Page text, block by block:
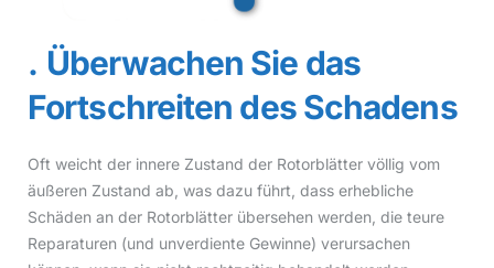
Überwachen Sie das
Fortschreiten des Schadens
äußeren Zustand ab, was dazu führt, dass erhebliche
Schäden an der Rotorblätter übersehen werden, die teure
Reparaturen (und unverdiente Gewinne) verursachen
können, wenn sie nicht rechtzeitig behandelt werden.